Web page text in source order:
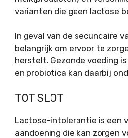
varianten die geen lactose
In geval van de secundaire
belangrijk om ervoor te
herstelt. Gezonde voeding
en probiotica kan daarbij
TOT SLOT
Lactose-intolerantie is een
aandoening die kan zorgen